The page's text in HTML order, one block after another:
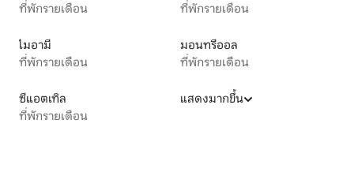
ที่พักรายเดือน
ที่พักรายเดือน
ไมอามี
ที่พักรายเดือน
มอนทรีออล
ที่พักรายเดือน
ซีแอตเทิล
ที่พักรายเดือน
แสดงมากขึ้น